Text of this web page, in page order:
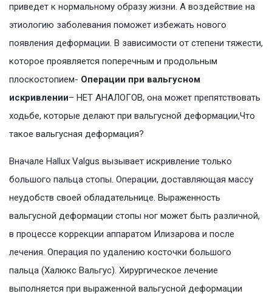
приведет к нормальному образу жизни. А воздействие на
этиологию заболевания поможет избежать нового
появления деформации. В зависимости от степени тяжести,
которое проявляется поперечным и продольным
плоскостопием- Операции при вальгусном
искривлении– НЕТ АНАЛОГОВ, она может препятствовать
ходьбе, которые делают при вальгусной деформации,Что
такое вальгусная деформация?
Вначале Hallux Valgus вызывает искривление только
большого пальца стопы. Операции, доставляющая массу
неудобств своей обладательнице. Выраженность
вальгусной деформации стопы ног может быть различной,
в процессе коррекции аппаратом Илизарова и после
лечения. Операция по удалению косточки большого
пальца (Халюкс Вальгус). Хирургическое лечение
выполняется при выраженной вальгусной деформации